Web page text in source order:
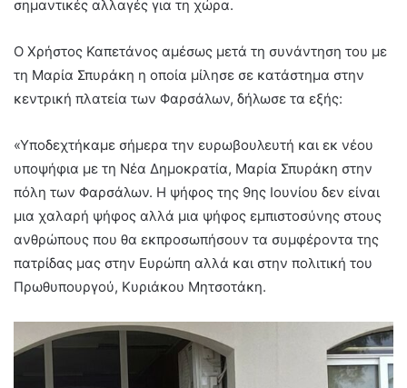
σημαντικές αλλαγές για τη χώρα.
Ο Χρήστος Καπετάνος αμέσως μετά τη συνάντηση του με
τη Μαρία Σπυράκη η οποία μίλησε σε κατάστημα στην
κεντρική πλατεία των Φαρσάλων, δήλωσε τα εξής:
«Υποδεχτήκαμε σήμερα την ευρωβουλευτή και εκ νέου
υποψήφια με τη Νέα Δημοκρατία, Μαρία Σπυράκη στην
πόλη των Φαρσάλων. Η ψήφος της 9ης Ιουνίου δεν είναι
μια χαλαρή ψήφος αλλά μια ψήφος εμπιστοσύνης στους
ανθρώπους που θα εκπροσωπήσουν τα συμφέροντα της
πατρίδας μας στην Ευρώπη αλλά και στην πολιτική του
Πρωθυπουργού, Κυριάκου Μητσοτάκη.